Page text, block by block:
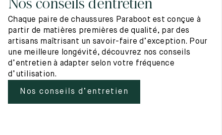
Chaque paire de chaussures Paraboot est conçue à
partir de matières premières de qualité, par des
artisans maîtrisant un savoir-faire d’exception. Pour
une meilleure longévité, découvrez nos conseils
d’entretien à adapter selon votre fréquence
d’utilisation.
Nos conseils d’entretien